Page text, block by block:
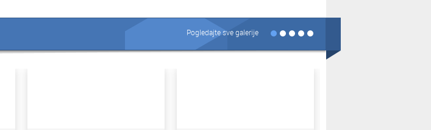
Pogledajte sve galerije